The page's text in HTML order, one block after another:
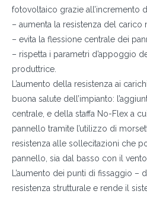
fotovoltaico grazie all’incremento
– aumenta la resistenza del carico
– evita la flessione centrale dei
– rispetta i parametri d’appoggio
produttrice.
L’aumento della resistenza ai
buona salute dell’impianto:
centrale, e della staffa No-Flex a
pannello tramite l’utilizzo di
resistenza alle sollecitazioni che
pannello, sia dal basso con il
L’aumento dei punti di fissaggio –
resistenza strutturale e rende il